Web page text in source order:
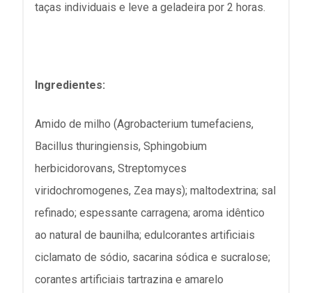
taças individuais e leve a geladeira por 2 horas.
Ingredientes:
Amido de milho (Agrobacterium tumefaciens,
Bacillus thuringiensis, Sphingobium
herbicidorovans, Streptomyces
viridochromogenes, Zea mays); maltodextrina; sal
refinado; espessante carragena; aroma idêntico
ao natural de baunilha; edulcorantes artificiais
ciclamato de sódio, sacarina sódica e sucralose;
corantes artificiais tartrazina e amarelo